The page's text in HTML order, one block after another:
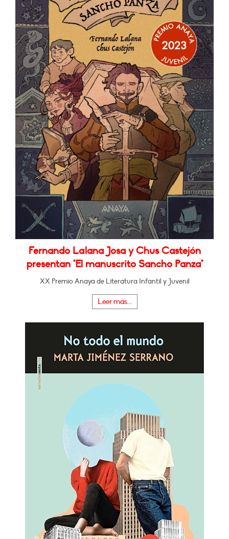
Fernando Lalana Josa y Chus Castejón
presentan "El manuscrito Sancho Panza"
XX Premio Anaya de Literatura Infantil y Juvenil
Leer más...